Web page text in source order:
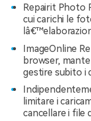
Repairit Photo
cui carichi le
ImageOnline
browser,
gestire subito i
limitare i
cancellare i file